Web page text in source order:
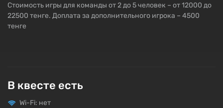
Стоимость игры для команды от 2 до 5 человек – от 12000 до
22500 тенге. Доплата за дополнительного игрока – 4500
тенге
В квесте есть
Wi-Fi: нет